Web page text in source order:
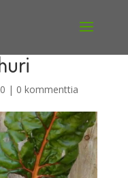
| 0 kommenttia